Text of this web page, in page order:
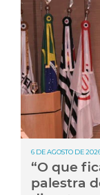
6 DE AGOSTO DE
“O que
palestra